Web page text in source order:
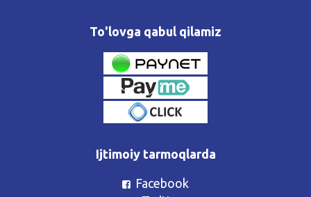
To'lovga qabul qilamiz
Ijtimoiy tarmoqlarda
Facebook